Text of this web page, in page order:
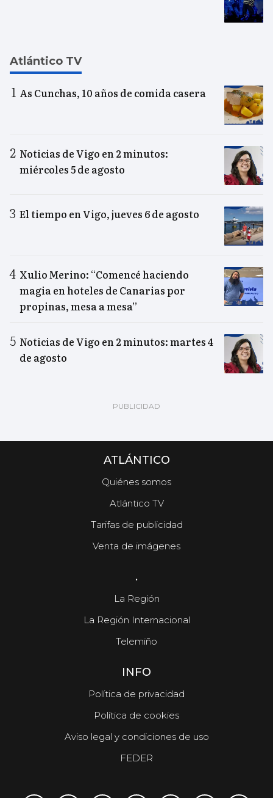
Atlántico TV
As Cunchas, 10 años de comida casera
Noticias de Vigo en 2 minutos:
miércoles 5 de agosto
El tiempo en Vigo, jueves 6 de agosto
Xulio Merino: “Comencé haciendo
magia en hoteles de Canarias por
propinas, mesa a mesa”
Noticias de Vigo en 2 minutos: martes 4
de agosto
ATLÁNTICO
Quiénes somos
Atlántico TV
Tarifas de publicidad
Venta de imágenes
.
La Región
La Región Internacional
Telemiño
INFO
Política de privacidad
Política de cookies
Aviso legal y condiciones de uso
FEDER